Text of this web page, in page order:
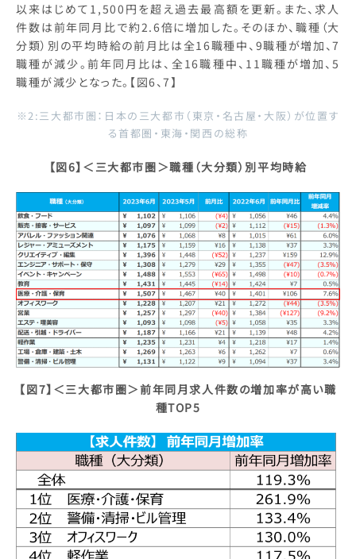
以来はじめて1,500円を超え過去最高額を更新。また、求人
件数は前年同月比で約2.6倍に増加した。そのほか、職種（大
分類）別の平均時給の前月比は全16職種中、9職種が増加、7
職種が減少。前年同月比は、全16職種中、11職種が増加、5
職種が減少となった。【図6、7】
※2:三大都市圏：日本の三大都市（東京・名古屋・大阪）が位置す
る首都圏・東海・関西の総称
【図6】＜三大都市圏＞職種（大分類）別平均時給
【図7】＜三大都市圏＞前年同月求人件数の増加率が高い職
種TOP5